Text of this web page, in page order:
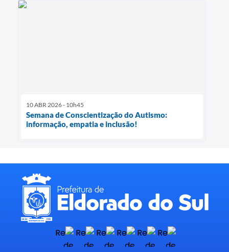
10 ABR 2026 - 10h45
Semana de Conscientização do Autismo:
informação, empatia e inclusão!